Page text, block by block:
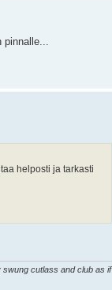
pinnalle...
helposti ja tarkasti
cutlass and club as if